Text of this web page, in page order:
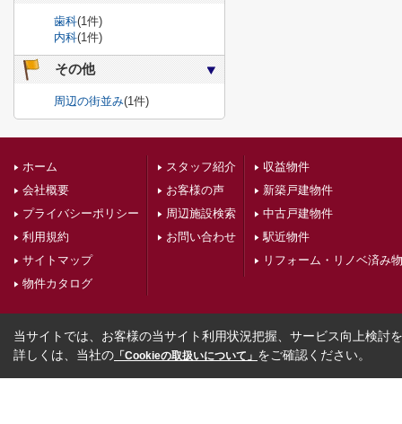
歯科(1件)
内科(1件)
その他
周辺の街並み(1件)
ホーム
会社概要
プライバシーポリシー
利用規約
サイトマップ
物件カタログ
スタッフ紹介
お客様の声
周辺施設検索
お問い合わせ
収益物件
新築戸建物件
中古戸建物件
駅近物件
リフォーム・リノベ済み
当サイトでは、お客様の当サイト利用状況把握、サービス向上検討
詳しくは、当社の 「Cookieの取扱いについて」 をご確認ください。